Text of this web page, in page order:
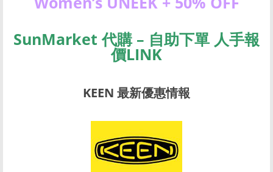
SunMarket 代購 – 自助下單 人手報
價LINK
KEEN 最新優惠情報